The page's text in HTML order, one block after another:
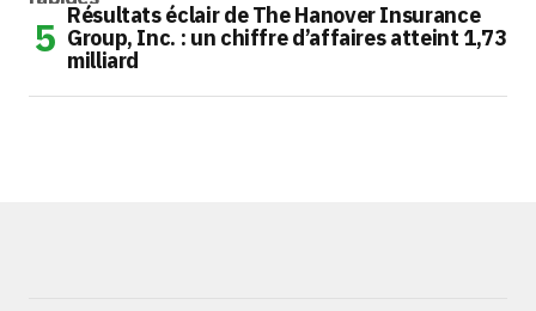
Résultats éclair de The Hanover Insurance
Group, Inc. : un chiffre d’affaires atteint 1,73
milliard